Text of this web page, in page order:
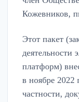
Кожевников,
Этот пакет
деятельности
платформ)
в ноябре 2022
частности,